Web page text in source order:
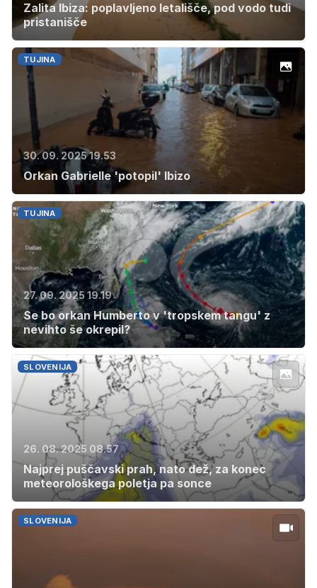
Zalita Ibiza: poplavljeno letališče, pod vodo tudi
pristanišče
TUJINA
30. 09. 2025 19.53
Orkan Gabrielle 'potopil' Ibizo
TUJINA
27. 09. 2025 19.19
Se bo orkan Humberto v 'tropskem tangu' z
nevihto še okrepil?
SLOVENIJA
26. 08. 2025 08.57
Najprej puščavski prah, nato dež, za konec
meteorološkega poletja pa sonce
SLOVENIJA